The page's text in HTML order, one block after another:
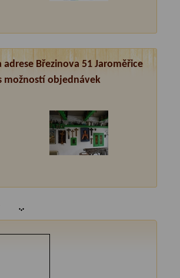
adrese Březinova 51 Jaroměřice
možností objednávek